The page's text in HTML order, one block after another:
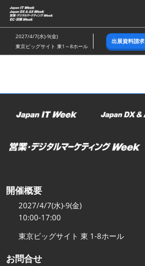
ス
キ
ッ
し
む
2027/4/7(水)-9(金)
東京ビッグサイト 東1～8ホール
出展資料請求
開催概要
2027/4/7(水)-9(金)
10:00-17:00
東京ビッグサイト 東 1-8ホール
お問合せ